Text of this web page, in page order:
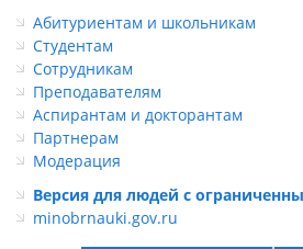
Абитуриентам и школьникам
Студентам
Сотрудникам
Преподавателям
Аспирантам и докторантам
Партнерам
Модерация
Версия для людей с
minobrnauki.gov.ru